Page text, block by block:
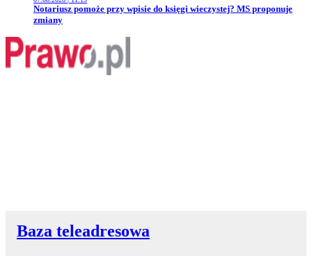
Przejdź do artykułu:
Notariusz pomoże przy wpisie do księgi wieczystej? MS proponuje
zmiany
Baza teleadresowa